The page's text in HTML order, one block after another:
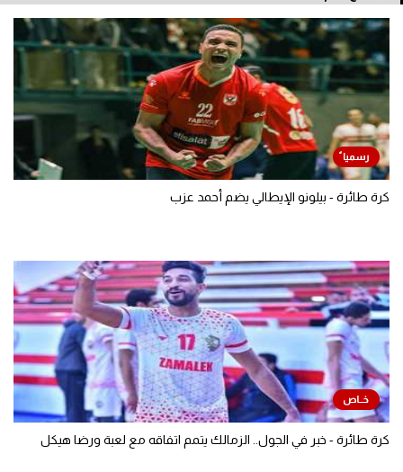
كرة طائرة - بيلونو الإيطالي يضم أحمد عزب
كرة طائرة - خبر في الجول.. الزمالك يتمم اتفاقه مع لعبة ورضا هيكل